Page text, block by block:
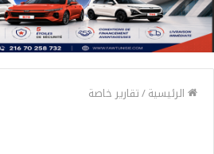
الرئيسية/تقارير خاصة